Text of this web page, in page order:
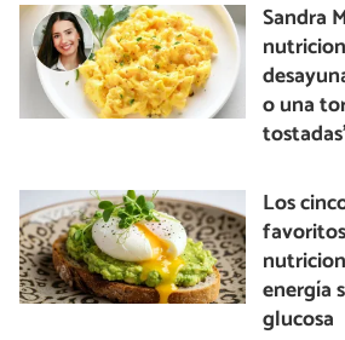
Sandra
o una
Los
energía
glucosa